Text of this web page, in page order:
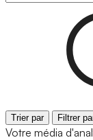
Trier par Filtrer
Votre média